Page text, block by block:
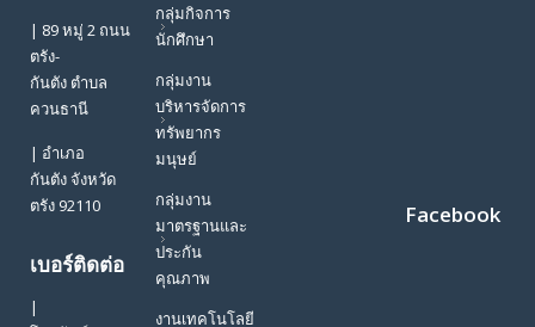
| 89 หมู่ 2 ถนน
ตรัง-
กันตัง ตำบล
ควนธานี
| อำเภอ
กันตัง จังหวัด
ตรัง 92110
เบอร์ติดต่อ
|
กลุ่มกิจการ
นักศึกษา
กลุ่มงาน
บริหารจัดการ
ทรัพยากร
มนุษย์
กลุ่มงาน
มาตรฐานและ
ประกัน
คุณภาพ
งานเทคโนโลยี
Facebook